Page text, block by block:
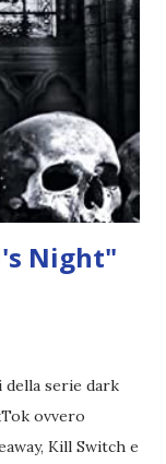
puro" che
angeli, tipo
ibridi, si reca
nella
gli angeli puri,
Night"
serie dark
ovvero
Kill Switch e